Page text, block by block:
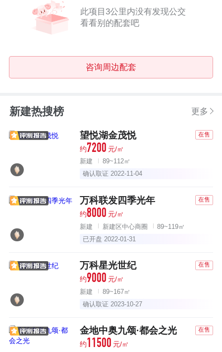
此项目3公里内没有发现公交
看看别的配套吧
咨询周边配套
新建热搜榜 更多
望悦湖金茂悦 在售
约7200 元/㎡
新建
89~112㎡
确认取证 2022-11-04
万科联发四季光年 在售
约8000 元/㎡
新建 新建区中心商圈
89~119㎡
已开盘 2022-01-31
万科星光世纪 在售
约9000 元/㎡
新建
89~167㎡
确认取证 2023-10-27
金地中奥九颂·都会之光 在售
约11500 元/㎡